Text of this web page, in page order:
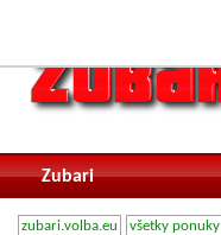
Zubari
zubari.volba.eu všetky ponuky